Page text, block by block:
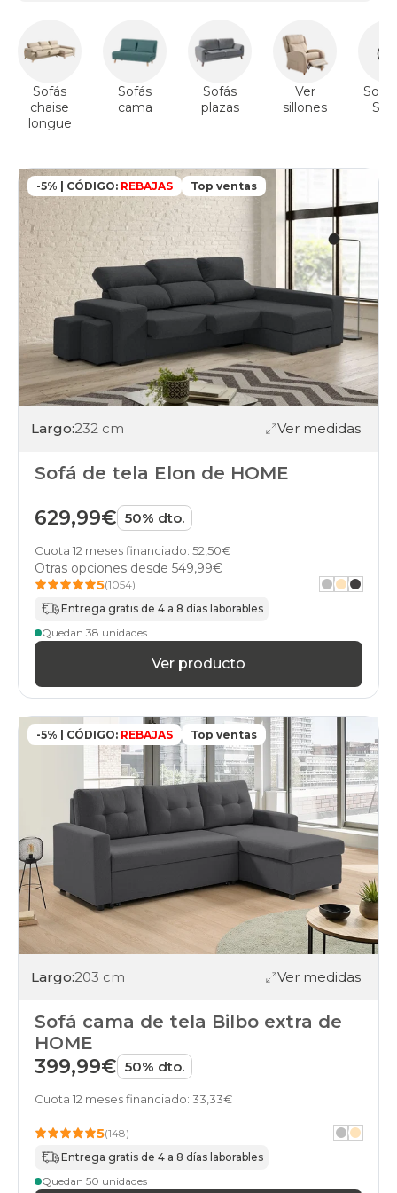
Sofás
chaise
longue
Sofás
cama
Sofás
plazas
Ver
sillones
-5% | CÓDIGO: REBAJAS Top ventas
Largo:232 cm Ver medidas
Sofá de tela Elon de HOME
629,99€ 50% dto.
Cuota 12 meses financiado: 52,50€
Otras opciones desde 549,99€
5(1054)
Entrega gratis de 4 a 8 días laborables
Quedan 38 unidades
Ver producto
-5% | CÓDIGO: REBAJAS Top ventas
Largo:203 cm Ver medidas
Sofá cama de tela Bilbo extra de
HOME
399,99€ 50% dto.
Cuota 12 meses financiado: 33,33€
5(148)
Entrega gratis de 4 a 8 días laborables
Quedan 50 unidades